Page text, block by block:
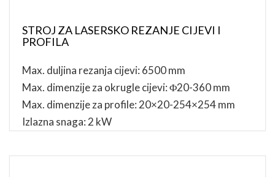
STROJ ZA LASERSKO REZANJE CIJEVI I
PROFILA
Max. duljina rezanja cijevi: 6500 mm
Max. dimenzije za okrugle cijevi: Φ20-360 mm
Max. dimenzije za profile: 20×20-254×254 mm
Izlazna snaga: 2 kW